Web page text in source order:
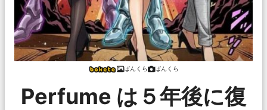
ぱんくら ぱんくら
Perfume は５年後に復